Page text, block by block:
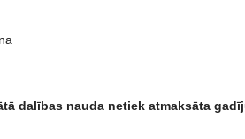
dalības nauda netiek atmaksāta gad